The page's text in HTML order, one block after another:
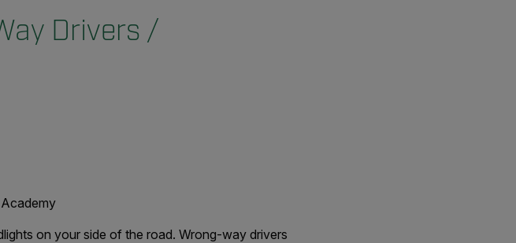
Drivers /
on your side of the road. Wrong-way drivers